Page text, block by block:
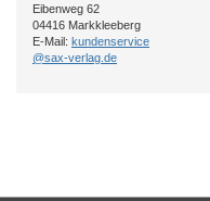
Eibenweg 62
04416 Markkleeberg
E-Mail: kundenservice
@sax-verlag.de